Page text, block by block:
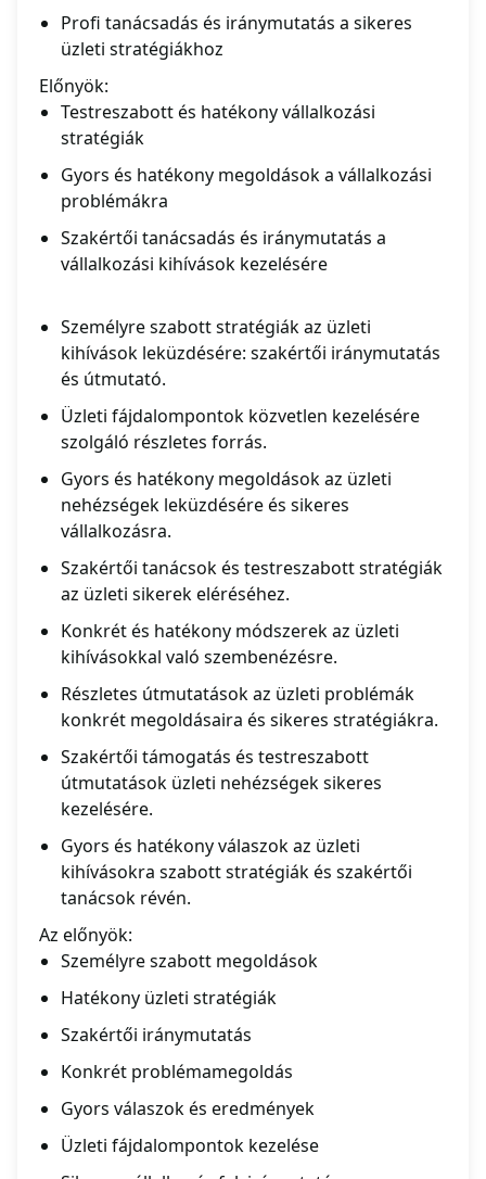
Profi tanácsadás és iránymutatás a sikeres
üzleti stratégiákhoz
Előnyök:
Testreszabott és hatékony vállalkozási
stratégiák
Gyors és hatékony megoldások a vállalkozási
problémákra
Szakértői tanácsadás és iránymutatás a
vállalkozási kihívások kezelésére
Személyre szabott stratégiák az üzleti
kihívások leküzdésére: szakértői iránymutatás
és útmutató.
Üzleti fájdalompontok közvetlen kezelésére
szolgáló részletes forrás.
Gyors és hatékony megoldások az üzleti
nehézségek leküzdésére és sikeres
vállalkozásra.
Szakértői tanácsok és testreszabott stratégiák
az üzleti sikerek eléréséhez.
Konkrét és hatékony módszerek az üzleti
kihívásokkal való szembenézésre.
Részletes útmutatások az üzleti problémák
konkrét megoldásaira és sikeres stratégiákra.
Szakértői támogatás és testreszabott
útmutatások üzleti nehézségek sikeres
kezelésére.
Gyors és hatékony válaszok az üzleti
kihívásokra szabott stratégiák és szakértői
tanácsok révén.
Az előnyök:
Személyre szabott megoldások
Hatékony üzleti stratégiák
Szakértői iránymutatás
Konkrét problémamegoldás
Gyors válaszok és eredmények
Üzleti fájdalompontok kezelése